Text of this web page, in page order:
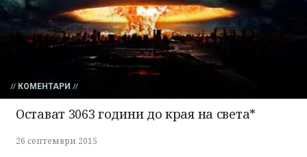
КОМЕНТАРИ
Остават 3063 години до края на света*
26 септември 2015